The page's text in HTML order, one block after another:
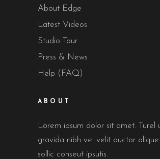
About Edge
Latest Videos
Studio Tour
Press & News
Help (FAQ)
ABOUT
Lorem ipsum dolor sit amet. Turel
gravida nibh vel velit auctor
sollic conseut ipsutis.